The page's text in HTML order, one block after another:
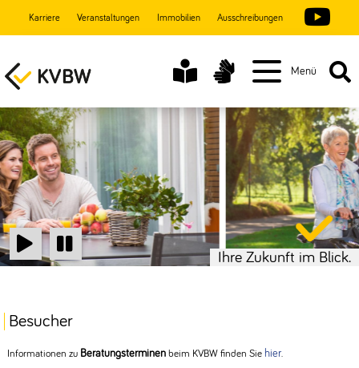
Karriere Veranstaltungen Immobilien Ausschreibungen
Menü
Start Stop Ihre Zukunft im Blick.
Besucher
Informationen zu Beratungsterminenbeim KVBW finden Sie hier.